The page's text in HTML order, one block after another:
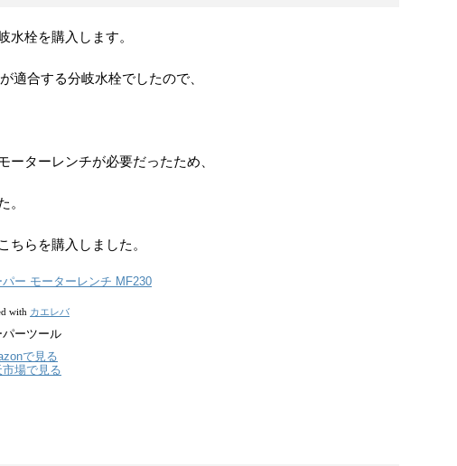
水栓を購入します。
適合する分岐水栓でしたので、
ーターレンチが必要だったため、
。
ちらを購入しました。
パー モーターレンチ MF230
with カエレバ
パーツール
で見る
市場で見る